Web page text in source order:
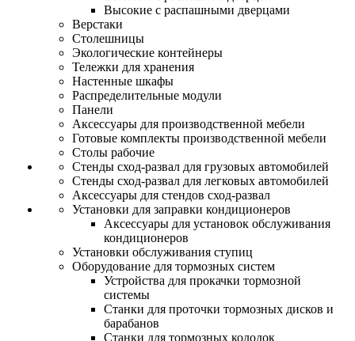
Высокие с распашными дверцами
Верстаки
Столешницы
Экологические контейнеры
Тележки для хранения
Настенные шкафы
Распределительные модули
Панели
Аксессуары для производственной мебели
Готовые комплекты производственной мебели
Столы рабочие
Стенды сход-развал для грузовых автомобилей
Стенды сход-развал для легковых автомобилей
Аксессуары для стендов сход-развал
Установки для заправки кондиционеров
Аксессуары для установок обслуживания
кондиционеров
Установки обслуживания ступиц
Оборудование для тормозных систем
Устройства для прокачки тормозной
системы
Станки для проточки тормозных дисков и
барабанов
Станки для тормозных колодок